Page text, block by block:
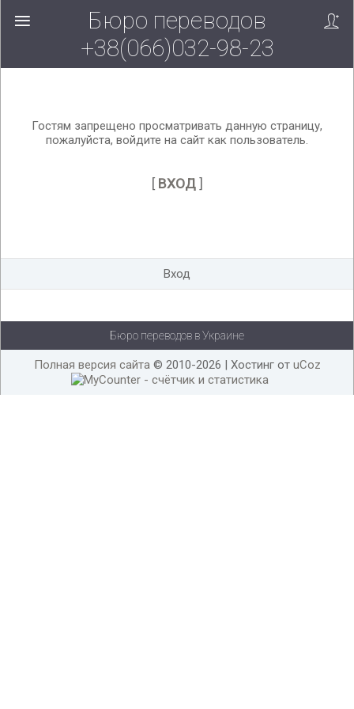
Вверх!
Бюро переводов
+38(066)032-98-23
Гостям запрещено просматривать данную страницу,
пожалуйста, войдите на сайт как пользователь.
[ ВХОД]
Вход
Бюро переводов в Украине
Полная версия сайта© 2010-2026 | Хостинг от uCoz